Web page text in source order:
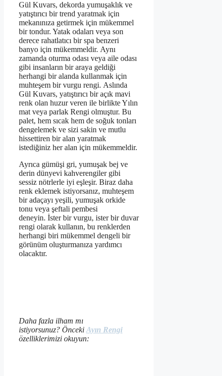
Gül Kuvars, dekorda yumuşaklık ve
yatıştırıcı bir trend yaratmak için
mekanınıza getirmek için mükemmel
bir tondur. Yatak odaları veya son
derece rahatlatıcı bir spa benzeri
banyo için mükemmeldir. Aynı
zamanda oturma odası veya aile odası
gibi insanların bir araya geldiği
herhangi bir alanda kullanmak için
muhteşem bir vurgu rengi. Aslında
Gül Kuvars, yatıştırıcı bir açık mavi
renk olan huzur veren ile birlikte Yılın
mat veya parlak Rengi olmuştur. Bu
palet, hem sıcak hem de soğuk tonları
dengelemek ve sizi sakin ve mutlu
hissettiren bir alan yaratmak
istediğiniz her alan için mükemmeldir.
Ayrıca gümüşi gri, yumuşak bej ve
derin dünyevi kahverengiler gibi
sessiz nötrlerle iyi eşleşir. Biraz daha
renk eklemek istiyorsanız, muhteşem
bir adaçayı yeşili, yumuşak orkide
tonu veya şeftali pembesi
deneyin. İster bir vurgu, ister bir duvar
rengi olarak kullanın, bu renklerden
herhangi biri mükemmel dengeli bir
görünüm oluşturmanıza yardımcı
olacaktır.
Daha fazla ilham mı
istiyorsunuz? Önceki Ayın Rengi
özelliklerimizi okuyun: